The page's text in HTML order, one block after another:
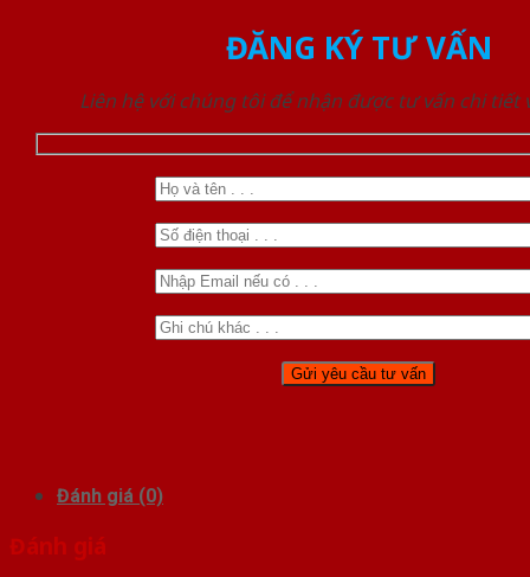
ĐĂNG KÝ TƯ VẤN
Liên hệ với chúng tôi để nhận được tư vấn chi tiết
Đánh giá (0)
Đánh giá